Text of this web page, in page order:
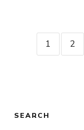
1 2
SEARCH